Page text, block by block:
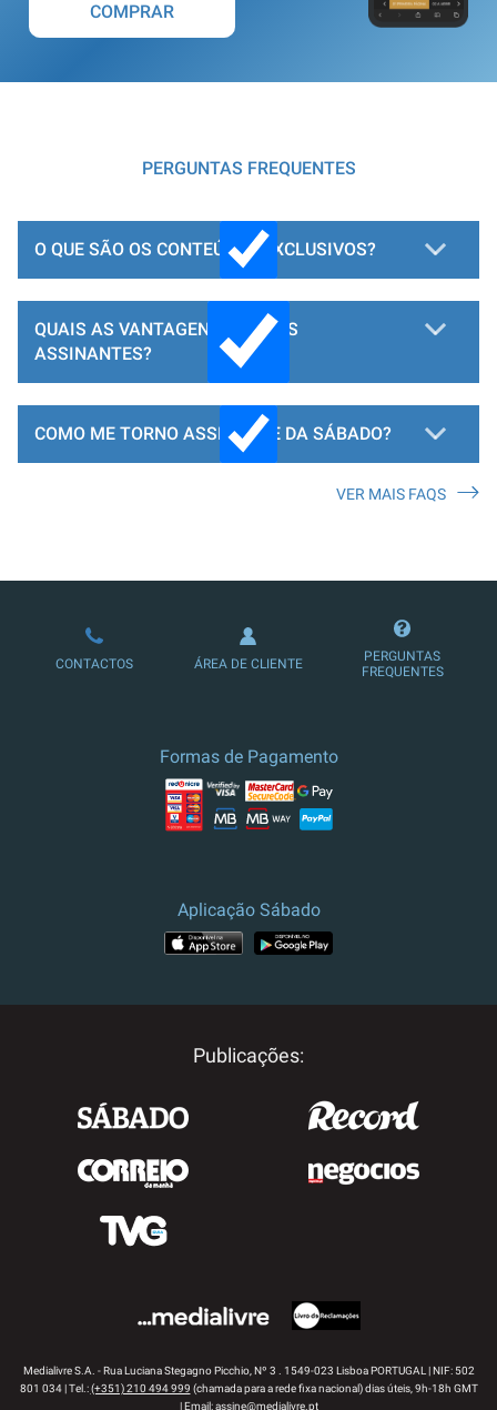
COMPRAR
PERGUNTAS FREQUENTES
O QUE SÃO OS CONTEÚDOS EXCLUSIVOS?
QUAIS AS VANTAGENS PARA OS
ASSINANTES?
COMO ME TORNO ASSINANTE DA SÁBADO?
LOJA DE ASSINATURAS
VER MAIS FAQS
CONTACTOS ÁREA DE CLIENTE
PERGUNTAS
FREQUENTES
Formas de Pagamento
Aplicação Sábado
Publicações:
Medialivre S.A. - Rua Luciana Stegagno Picchio, Nº 3 . 1549-023 Lisboa PORTUGAL | NIF: 502
801 034 | Tel.:(+351) 210 494 999 (chamada para a rede fixa nacional) dias úteis, 9h-18h GMT
| Email:assine@medialivre.pt